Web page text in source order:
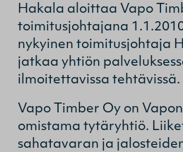
Hakala aloittaa Vapo
toimitusjohtajana
nykyinen toimitusjohtaja
jatkaa yhtiön
ilmoitettavissa tehtävissä.
Vapo Timber Oy on
omistama tytäryhtiö.
sahatavaran ja